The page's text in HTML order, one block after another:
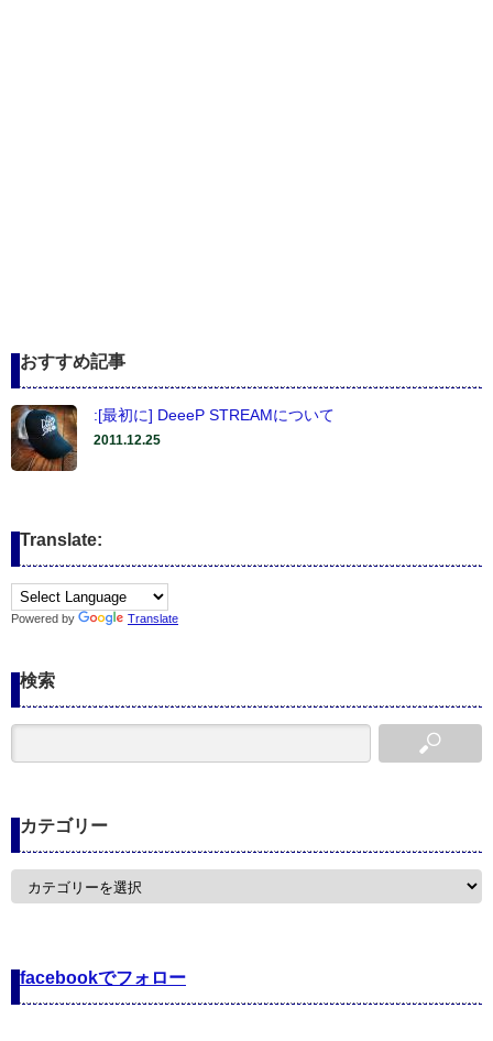
おすすめ記事
:[最初に] DeeeP STREAMについて
2011.12.25
Translate:
Powered by Translate
検索
カテゴリー
カ
facebookでフォロー